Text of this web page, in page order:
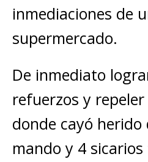
inmediaciones de
supermercado.
De inmediato
refuerzos y
donde cayó herido
mando y 4